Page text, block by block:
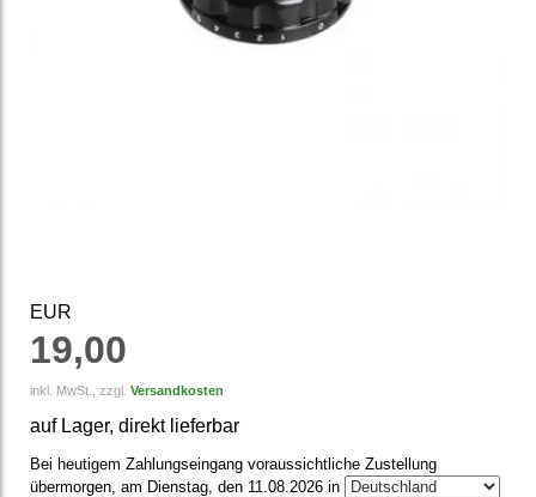
EUR
19,00
inkl. MwSt., zzgl. Versandkosten
auf Lager, direkt lieferbar
Bei heutigem Zahlungseingang voraussichtliche Zustellung
übermorgen, am Dienstag, den 11.08.2026 in